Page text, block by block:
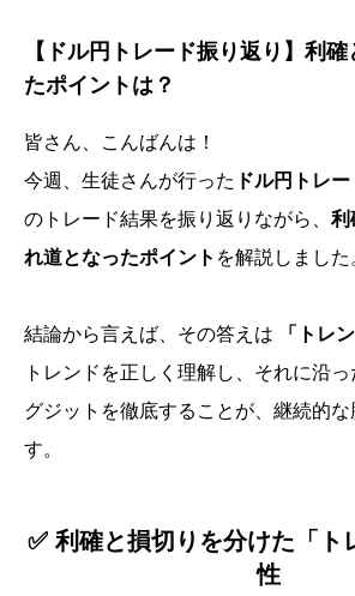
【ドル円トレード振り返り】利
たポイントは？
皆さん、こんばんは！
今週、生徒さんが行った ドル円トレー
のトレード結果を振り返りながら、 利
れ道となったポイント を解説しました
結論から言えば、その答えは 「トレ
トレンドを正しく理解し、それに沿
グジットを徹底することが、継続的な
す。
✅ 利確と損切りを分けた「ト
性